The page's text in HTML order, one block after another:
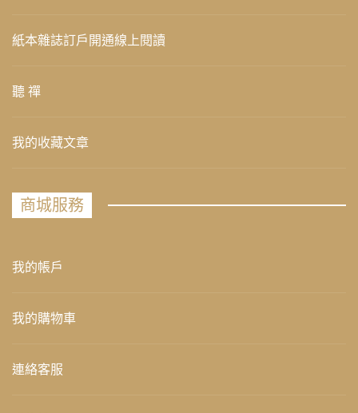
紙本雜誌訂戶開通線上閱讀
聽 禪
我的收藏文章
商城服務
我的帳戶
我的購物車
連絡客服